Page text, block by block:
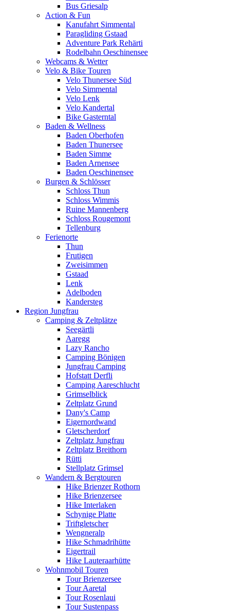
Bus Griesalp
Action & Fun
Kanufahrt Simmental
Paragliding Gstaad
Adventure Park Rehärti
Rodelbahn Oeschinensee
Webcams & Wetter
Velo & Bike Touren
Velo Thunersee Süd
Velo Simmental
Velo Lenk
Velo Kandertal
Bike Gasterntal
Baden & Wellness
Baden Oberhofen
Baden Thunersee
Baden Simme
Baden Arnensee
Baden Oeschinensee
Burgen & Schlösser
Schloss Thun
Schloss Wimmis
Ruine Mannenberg
Schloss Rougemont
Tellenburg
Ferienorte
Thun
Frutigen
Zweisimmen
Gstaad
Lenk
Adelboden
Kandersteg
Region Jungfrau
Camping & Zeltplätze
Seegärtli
Aaregg
Lazy Rancho
Camping Bönigen
Jungfrau Camping
Hofstatt Derfli
Camping Aareschlucht
Grimselblick
Zeltplatz Grund
Dany's Camp
Eigernordwand
Gletscherdorf
Zeltplatz Jungfrau
Zeltplatz Breithorn
Rütti
Stellplatz Grimsel
Wandern & Bergtouren
Hike Brienzer Rothorn
Hike Brienzersee
Hike Interlaken
Schynige Platte
Triftgletscher
Wengneralp
Hike Schmadrihütte
Eigertrail
Hike Lauteraarhütte
Wohnmobil Touren
Tour Brienzersee
Tour Aaretal
Tour Rosenlaui
Tour Sustenpass